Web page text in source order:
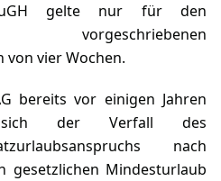
gelte nur für den
vorgeschriebenen
vier Wochen.
bereits vor einigen Jahren
sich der Verfall des
nach
gesetzlichen Mindesturlaub